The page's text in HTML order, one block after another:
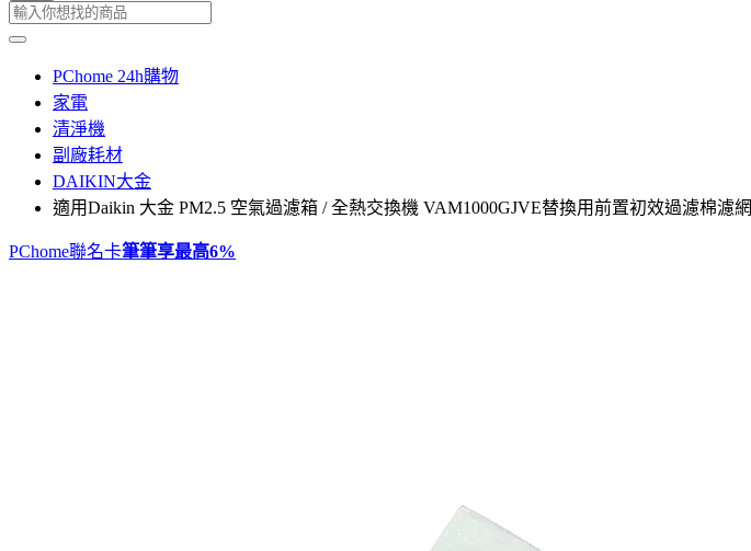
PChome 24h購物
家電
清淨機
副廠耗材
DAIKIN大金
適用Daikin 大金 PM2.5 空氣過濾箱 / 全熱交換機 VAM1000GJVE替換用前置初效過濾棉濾網
PChome聯名卡筆筆享最高6%